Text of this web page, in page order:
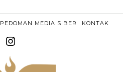
PEDOMAN MEDIA SIBER KONTAK